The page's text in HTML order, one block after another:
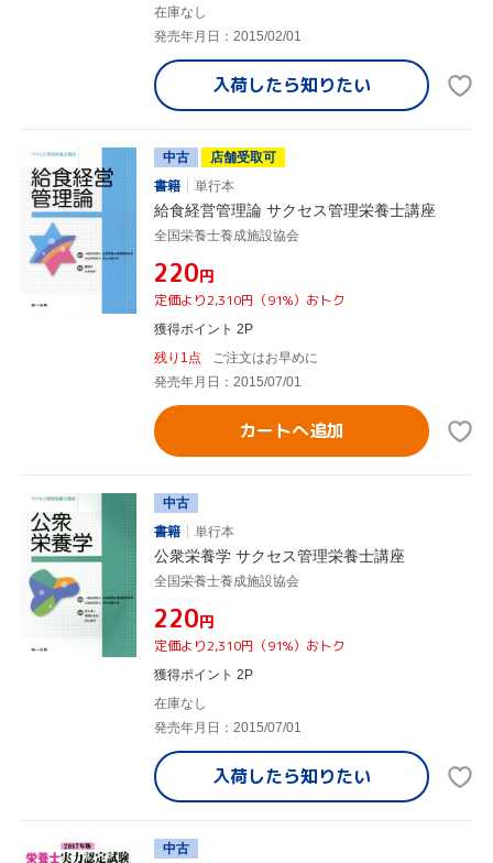
在庫なし
発売年月日：2015/02/01
入荷したら知りたい
中古
店舗受取可
書籍
単行本
給食経営管理論 サクセス管理栄養士講座
全国栄養士養成施設協会
¥220円
定価より2,310円（91%）おトク
獲得ポイント 2P
残り1点
ご注文はお早めに
発売年月日：2015/07/01
カートへ追加
中古
書籍
単行本
公衆栄養学 サクセス管理栄養士講座
全国栄養士養成施設協会
¥220円
定価より2,310円（91%）おトク
獲得ポイント 2P
在庫なし
発売年月日：2015/07/01
入荷したら知りたい
中古